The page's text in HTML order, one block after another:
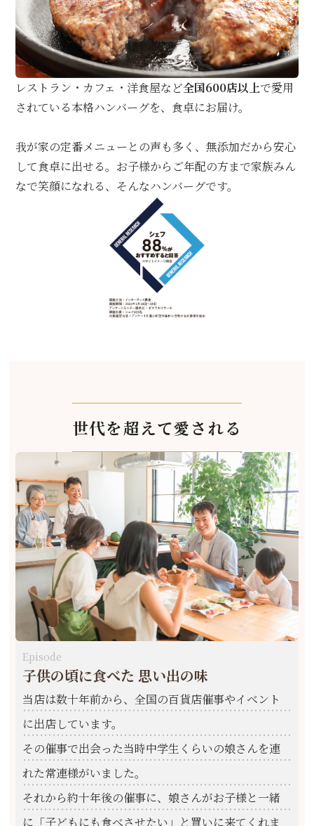
レストラン・カフェ・洋食屋など全国600店以上で愛用
されている本格ハンバーグを、食卓にお届け。
我が家の定番メニューとの声も多く、無添加だから安心
して食卓に出せる。お子様からご年配の方まで家族みん
なで笑顔になれる、そんなハンバーグです。
世代を超えて愛される
Episode
子供の頃に食べた 思い出の味
当店は数十年前から、全国の百貨店催事やイベント
に出店しています。
その催事で出会った当時中学生くらいの娘さんを連
れた常連様がいました。
それから約十年後の催事に、娘さんがお子様と一緒
に「子どもにも食べさせたい」と買いに来てくれま